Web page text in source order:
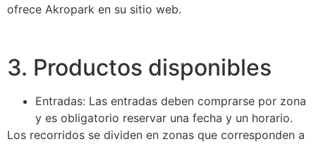
ofrece Akropark en su sitio web.
3. Productos disponibles
Entradas: Las entradas deben comprarse por zona
y es obligatorio reservar una fecha y un horario.
Los recorridos se dividen en zonas que corresponden a